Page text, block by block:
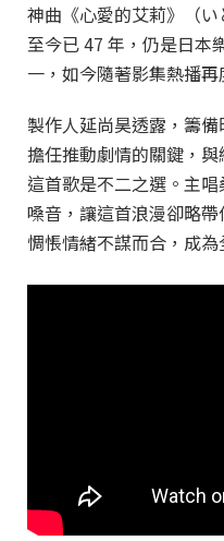
神曲《心愛的艾莉》（
至今已 47 年，仍是日本
一，如今隨著影集熱播再
製作人延尚昊透露，籌
擔任推動劇情的關鍵，
這首歌是不二之選。主
嗓音，讓這首浪漫卻略
惆悵情緒不謀而合，成